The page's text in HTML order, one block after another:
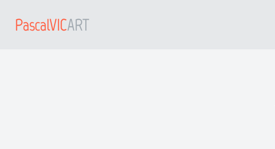
PascalVICART